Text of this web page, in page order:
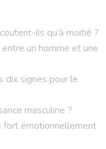
ils qu’à moitié ?
un homme et une
dix signes pour le
masculine ?
fort émotionnellement